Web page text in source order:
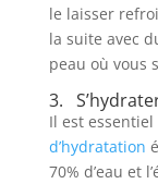
le laisser
la suite avec
peau où vous
3.
Il est essentiel
d’hydratation
70% d’eau et